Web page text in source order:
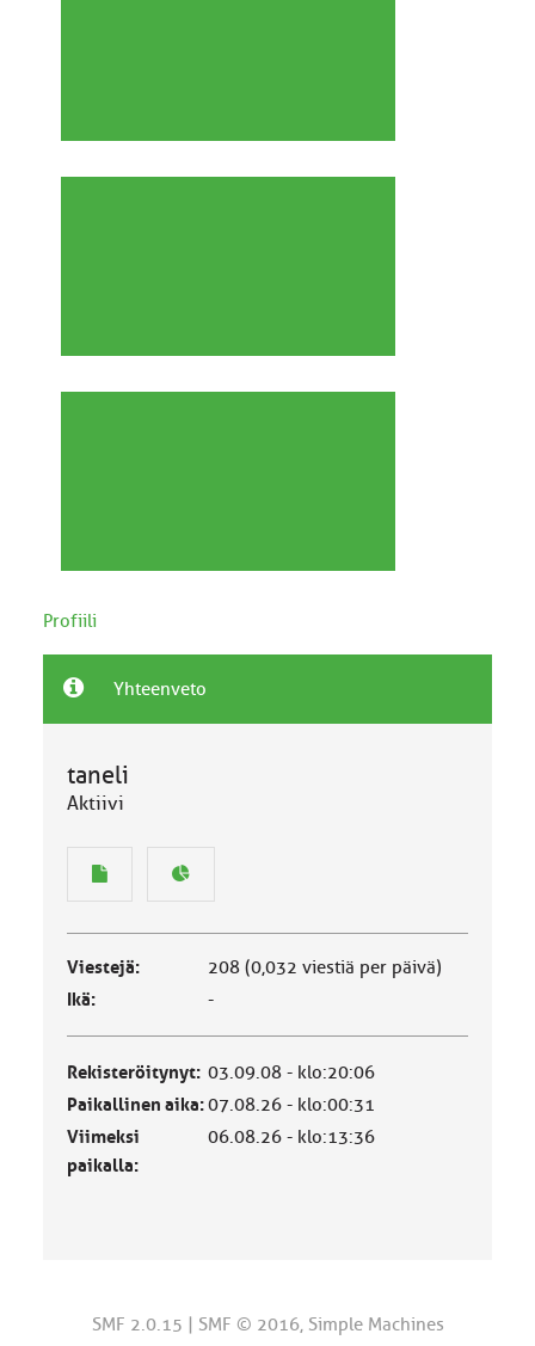
Profiili
Yhteenveto
taneli
Aktiivi
Viestejä:
208 (0,032 viestiä per päivä)
Ikä:
-
Rekisteröitynyt: 03.09.08 - klo:20:06
Paikallinen aika:07.08.26 - klo:00:31
Viimeksi
paikalla:
06.08.26 - klo:13:36
SMF 2.0.15 | SMF © 2016, Simple Machines